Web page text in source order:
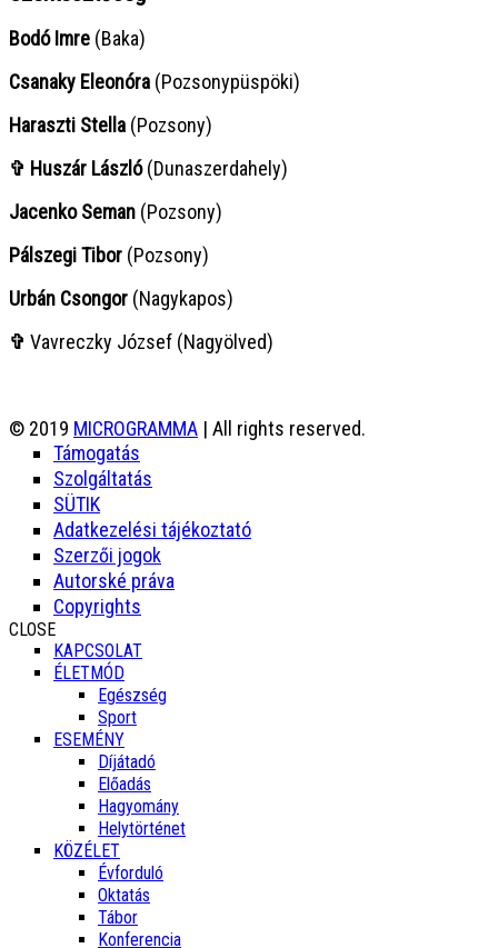
Bodó Imre (Baka)
Csanaky Eleonóra (Pozsonypüspöki)
Haraszti Stella (Pozsony)
✞ Huszár László(Dunaszerdahely)
Jacenko Seman (Pozsony)
Pálszegi Tibor (Pozsony)
Urbán Csongor (Nagykapos)
✞ Vavreczky József (Nagyölved)
© 2019 MICROGRAMMA | All rights reserved.
Támogatás
Szolgáltatás
SÜTIK
Adatkezelési tájékoztató
Szerzői jogok
Autorské práva
Copyrights
CLOSE
KAPCSOLAT
ÉLETMÓD
Egészség
Sport
ESEMÉNY
Díjátadó
Előadás
Hagyomány
Helytörténet
KÖZÉLET
Évforduló
Oktatás
Tábor
Konferencia